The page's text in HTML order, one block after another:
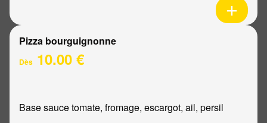
Pizza bourguignonne
Dès 10.00 €
Base sauce tomate, fromage, escargot, ail, persil